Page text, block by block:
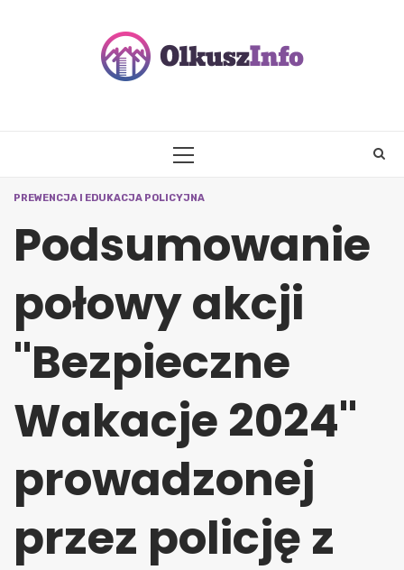
PRIMARY
PREWENCJA I EDUKACJA POLICYJNA
Podsumowanie
połowy akcji
"Bezpieczne
Wakacje 2024"
prowadzonej
przez policję z